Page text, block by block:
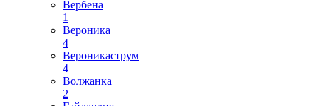
Вербена
1
Вероника
4
Вероникаструм
4
Волжанка
2